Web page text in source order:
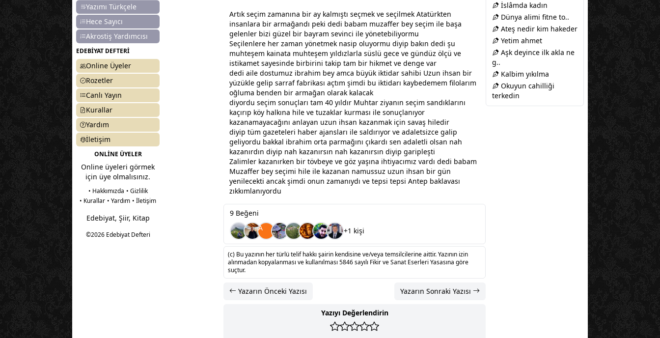
Yazımı Türkçele
Hece Sayıcı
Akrostiş Yardımcısı
EDEBİYAT DEFTERİ
Online Üyeler
Rozetler
Canlı Yayın
Kurallar
Yardım
İletişim
ONLİNE ÜYELER
Online üyeleri görmek
için üye olmalısınız.
• Hakkımızda • Gizlilik
• Kurallar • Yardım • İletişim
Edebiyat, Şiir, Kitap
©2026 Edebiyat Defteri
Artık seçim zamanına bir ay kalmıştı seçmek ve seçilmek Atatürkten
insanlara bir armağandı peki dedi babam muzaffer bey seçim ile başa
gelenler bizi güzel bir bayram sevinci ile yönetebiliyormu
Seçilenlere her zaman yönetmek nasip oluyormu diyip bakın dedi şu
muhteşem kainata muhteşem yıldızlarla süslü gece ve gündüz ölçü ve
istikamet sayesinde birbirini takip tam bir hikmet ve denge var
dedi aile dostumuz ibrahim bey amca büyük iktidar sahibi Uzun ihsan bir
yüzükle gelip sarraf fabrikası açtım şimdi bu iktidarı kaybedemem filolarım
oğluma benden bir armağan olarak kalacak
diyordu seçim sonuçları tam 40 yıldır Muhtar ziyanın seçim sandıklarını
kaçırıp köy halkına hile ve tuzaklar kurması ile sonuçlanıyor
kazanamayacağını anlayan uzun ihsan kazanmak için savaş hiledir
diyip tüm gazeteleri haber ajansları ile saldırıyor ve adaletsizce galip
geliyordu bakkal ibrahim orta parmağını çıkardı sen adaletli olsan nah
kazanırdın diyip nah kazanırsın nah kazanırsın diyip garipleşti
Zalimler kazanırken bir tövbeye ve göz yaşına ihtiyacımız vardı dedi babam
Muzaffer bey seçimi hile ile kazanan namussuz uzun ihsan bir gün
yenilecekti ancak şimdi onun zamanıydı ve tepsi tepsi Antep baklavası
zıkkımlanıyordu
9 Beğeni
A
+1 kişi
(c) Bu yazının her türlü telif hakkı şairin kendisine ve/veya temsilcilerine aittir. Yazının izin
alınmadan kopyalanması ve kullanılması 5846 sayılı Fikir ve Sanat Eserleri Yasasına göre
suçtur.
Yazarın Önceki Yazısı Yazarın Sonraki Yazısı
Yazıyı Değerlendirin
İslâmda kadın
Dünya alimi fitne to..
Ateş nedir kim hakeder
Yetim ahmet
Aşk deyince ilk akla ne
g..
Kalbim yıkılma
Okuyun cahilliği
terkedin